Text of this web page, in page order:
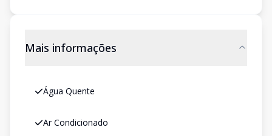
Mais informações
Água Quente
Ar Condicionado